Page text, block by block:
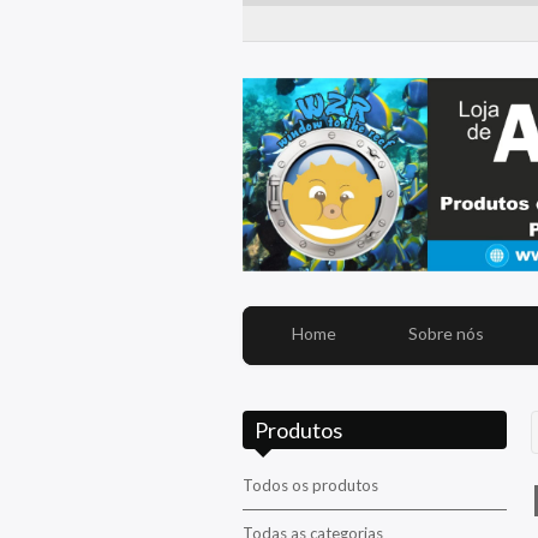
Home Sobre nós
Produtos
Todos os produtos
Todas as categorias